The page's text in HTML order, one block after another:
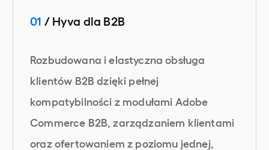
01 / Hyva dla B2B
Rozbudowana i elastyczna obsługa
klientów B2B dzięki pełnej
kompatybilności z modułami Adobe
Commerce B2B, zarządzaniem klientami
oraz ofertowaniem z poziomu jednej,